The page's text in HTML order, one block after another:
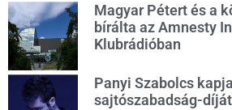
Magyar Pétert és a
bírálta az Amnesty
Klubrádióban
Panyi Szabolcs
sajtószabadság-díját